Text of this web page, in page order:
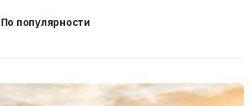
По популярности